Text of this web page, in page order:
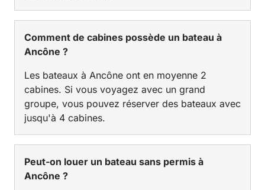
Comment de cabines possède un bateau à
Ancône ?
Les bateaux à Ancône ont en moyenne 2
cabines. Si vous voyagez avec un grand
groupe, vous pouvez réserver des bateaux avec
jusqu'à 4 cabines.
Peut-on louer un bateau sans permis à
Ancône ?